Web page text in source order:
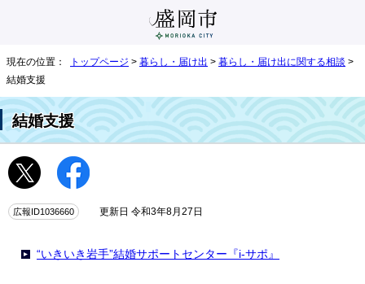
現在の位置： トップページ > 暮らし・届け出 > 暮らし・届け出に関する相談 >
結婚支援
結婚支援
広報ID1036660 更新日 令和3年8月27日
“いきいき岩手”結婚サポートセンター『i‐サポ』